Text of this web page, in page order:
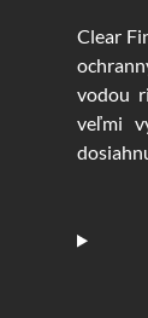
Clear
vodou
veľmi